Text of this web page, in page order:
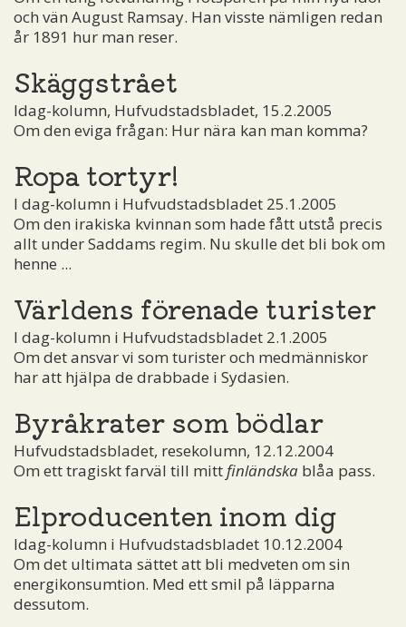
och vän August Ramsay. Han visste nämligen redan
år 1891 hur man reser.
Skäggstrået
Idag-kolumn, Hufvudstadsbladet, 15.2.2005
Om den eviga frågan: Hur nära kan man komma?
Ropa tortyr!
I dag-kolumn i Hufvudstadsbladet 25.1.2005
Om den irakiska kvinnan som hade fått utstå precis
allt under Saddams regim. Nu skulle det bli bok om
henne ...
Världens förenade turister
I dag-kolumn i Hufvudstadsbladet 2.1.2005
Om det ansvar vi som turister och medmänniskor
har att hjälpa de drabbade i Sydasien.
Byråkrater som bödlar
Hufvudstadsbladet, resekolumn, 12.12.2004
Om ett tragiskt farväl till mittfinländska blåa pass.
Elproducenten inom dig
Idag-kolumn i Hufvudstadsbladet 10.12.2004
Om det ultimata sättet att bli medveten om sin
energikonsumtion. Med ett smil på läpparna
dessutom.